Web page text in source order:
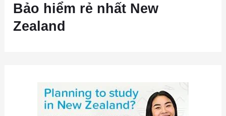
Bảo hiểm rẻ nhất New
Zealand